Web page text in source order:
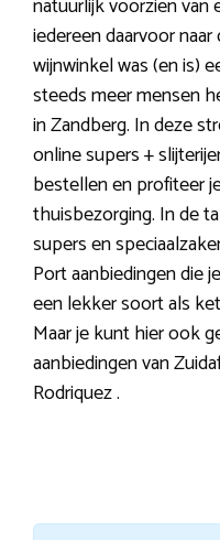
natuurlijk voorzien van
iedereen daarvoor
wijnwinkel was (en is)
steeds meer mensen
in Zandberg. In deze
online supers +
bestellen en profiteer
thuisbezorging. In de
supers en
Port aanbiedingen die
een lekker soort als
Maar je kunt hier ook
aanbiedingen van
Rodriquez .